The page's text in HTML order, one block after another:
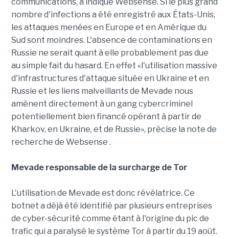
communications, a indiqué Websense. Si le plus grand
nombre d'infections a été enregistré aux États-Unis,
les attaques menées en Europe et en Amérique du
Sud sont moindres. L'absence de contaminations en
Russie ne serait quant à elle probablement pas due
au simple fait du hasard. En effet «l'utilisation massive
d'infrastructures d'attaque située en Ukraine et en
Russie et les liens malveillants de Mevade nous
amènent directement à un gang cybercriminel
potentiellement bien financé opérant à partir de
Kharkov, en Ukraine, et de Russie», précise la note de
recherche de Websense .
Mevade responsable de la surcharge de Tor
L'utilisation de Mevade est donc révélatrice. Ce
botnet a déjà été identifié par plusieurs entreprises
de cyber-sécurité comme étant à l'origine du pic de
trafic qui a paralysé le système Tor à partir du 19 août.